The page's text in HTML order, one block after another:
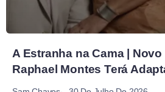
A Estranha na Cama |
Raphael Montes Terá